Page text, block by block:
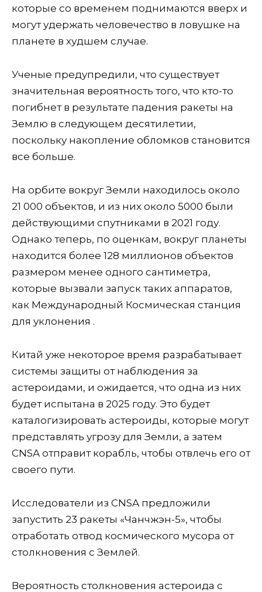
которые со временем поднимаются вверх и
могут удержать человечество в ловушке на
планете в худшем случае.
Ученые предупредили, что существует
значительная вероятность того, что кто-то
погибнет в результате падения ракеты на
Землю в следующем десятилетии,
поскольку накопление обломков становится
все больше.
На орбите вокруг Земли находилось около
21 000 объектов, и из них около 5000 были
действующими спутниками в 2021 году.
Однако теперь, по оценкам, вокруг планеты
находится более 128 миллионов объектов
размером менее одного сантиметра,
которые вызвали запуск таких аппаратов,
как Международный Космическая станция
для уклонения .
Китай уже некоторое время разрабатывает
системы защиты от наблюдения за
астероидами, и ожидается, что одна из них
будет испытана в 2025 году. Это будет
каталогизировать астероиды, которые могут
представлять угрозу для Земли, а затем
CNSA отправит корабль, чтобы отвлечь его от
своего пути.
Исследователи из CNSA предложили
запустить 23 ракеты «Чанчжэн-5», чтобы
отработать отвод космического мусора от
столкновения с Землей.
Вероятность столкновения астероида с